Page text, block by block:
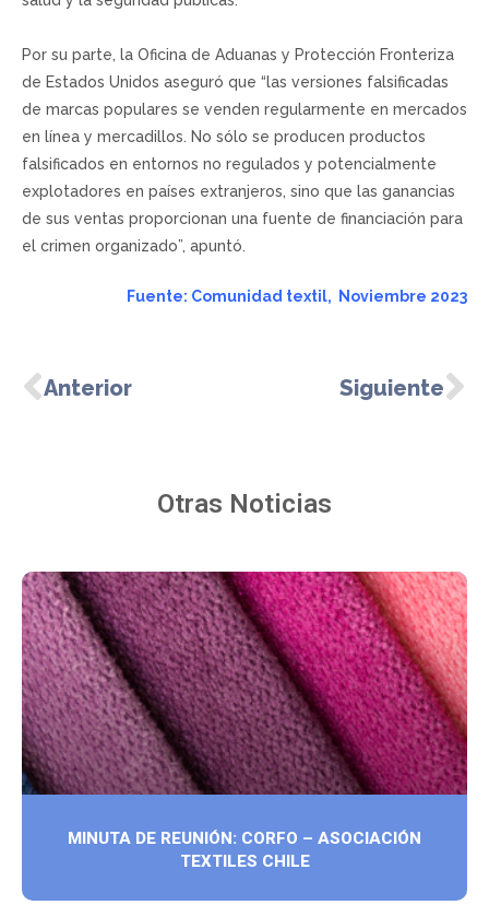
Por su parte, la Oficina de Aduanas y Protección Fronteriza
de Estados Unidos aseguró que “las versiones falsificadas
de marcas populares se venden regularmente en mercados
en línea y mercadillos. No sólo se producen productos
falsificados en entornos no regulados y potencialmente
explotadores en países extranjeros, sino que las ganancias
de sus ventas proporcionan una fuente de financiación para
el crimen organizado”, apuntó.
Fuente: Comunidad textil, Noviembre 2023
Anterior Siguiente
Otras Noticias
MINUTA DE REUNIÓN: CORFO – ASOCIACIÓN
TEXTILES CHILE